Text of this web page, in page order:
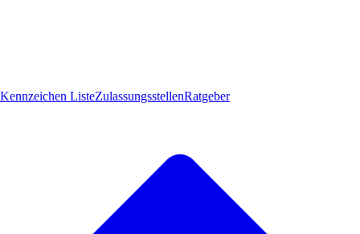
Kennzeichen ListeZulassungsstellenRatgeber